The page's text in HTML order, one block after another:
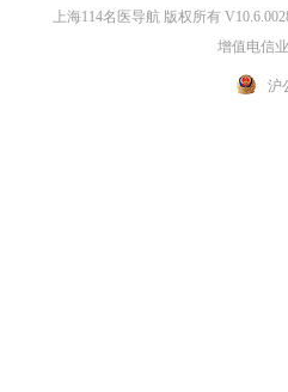
上海114名医导航 版权所有
增值电信
沪